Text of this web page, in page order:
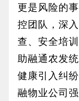
更是风险的
控团队，深
查、安全培
助融通农发
健康引入纠
融物业公司